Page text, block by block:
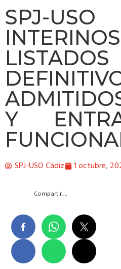
SPJ-USO
LISTADOS
Y
SPJ-USO Cádiz 1 octubre,
Compartir….